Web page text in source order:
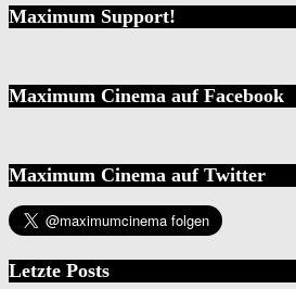
Maximum Support!
Maximum Cinema auf Facebook
Maximum Cinema auf Twitter
Letzte Posts